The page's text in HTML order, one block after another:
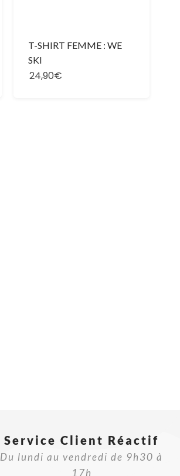
T-SHIRT FEMME : WE
SKI
24,90€
Service Client Réactif​
Du lundi au vendredi de 9h30 à
17h